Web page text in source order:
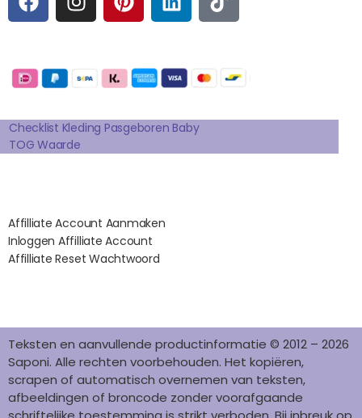
A
C
B
O
O
K
N
S
A
R
A
M
I
N
E
R
E
S
T
I
N
E
D
I
N
I
K
O
K
Checklist Kleding Pasgeboren Baby
TOG Waarde
Affilliate Account Aanmaken
Inloggen Affilliate Account
Affilliate Reset Wachtwoord
Teksten en aanvullende productinformatie © 2012 – 2026
Saponi. Alle rechten voorbehouden. Het kopiëren,
scrapen of automatisch overnemen van teksten,
afbeeldingen of broncode zonder voorafgaande